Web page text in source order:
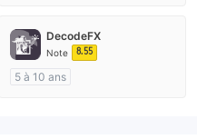
Market Making (MM)
Etiquette principale MT4
DecodeFX
Note 8.55
5 à 10 ans